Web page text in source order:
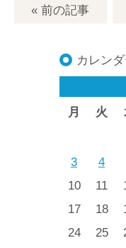
« 前の記事
カレン
月
火
3
4
10
11
17
18
24
25